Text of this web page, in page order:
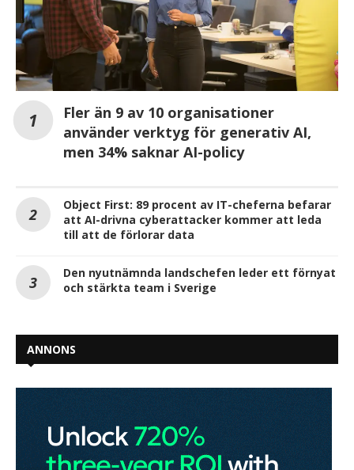
Fler än 9 av 10 organisationer
använder verktyg för generativ AI,
men 34% saknar AI-policy
Object First: 89 procent av IT-cheferna befarar
att AI-drivna cyberattacker kommer att leda
till att de förlorar data
Den nyutnämnda landschefen leder ett förnyat
och stärkta team i Sverige
ANNONS